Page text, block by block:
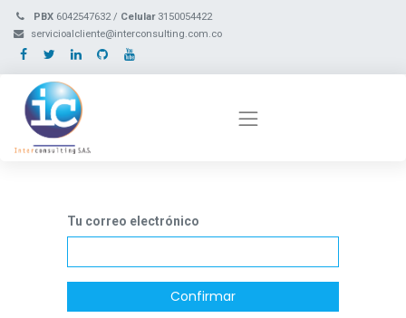
PBX 6042547632 / Celular3150054422
servicioalcliente@interconsulting.com.co
Tu correo electrónico
Confirmar